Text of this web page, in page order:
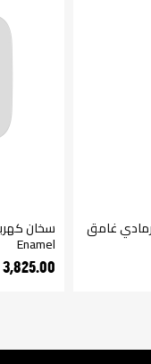
غسالة اتوماتيك زانوسي SteamMax رمادي غامق
Enamel
3,825.00 ج.م‏